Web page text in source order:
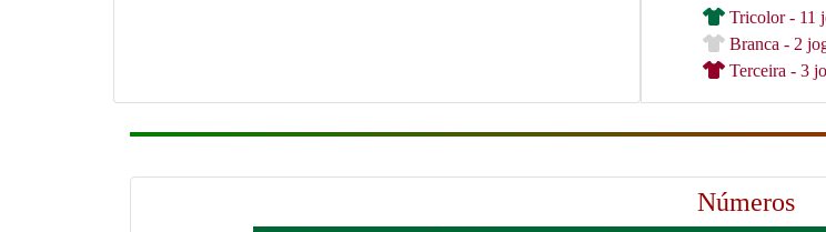
Tricolor - 11
Branca - 2
Terceira - 3
Números